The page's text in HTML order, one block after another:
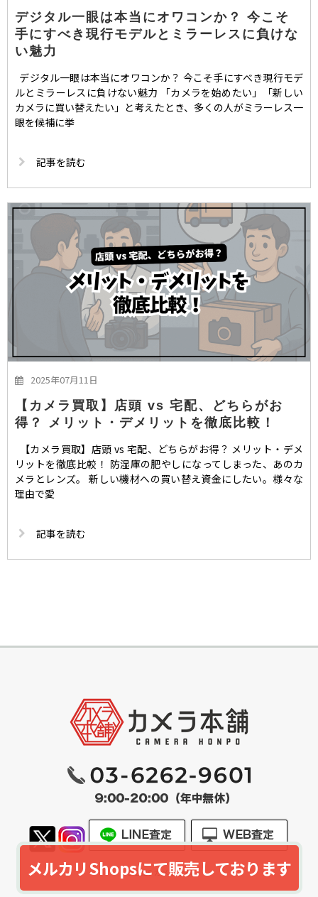
デジタル一眼は本当にオワコンか？ 今こそ
手にすべき現行モデルとミラーレスに負けな
い魅力
デジタル一眼は本当にオワコンか？ 今こそ手にすべき現行モデ
ルとミラーレスに負けない魅力 「カメラを始めたい」「新しい
カメラに買い替えたい」と考えたとき、多くの人がミラーレス一
眼を候補に挙
記事を読む
2025年07月11日
【カメラ買取】店頭 vs 宅配、どちらがお
得？ メリット・デメリットを徹底比較！
【カメラ買取】店頭 vs 宅配、どちらがお得？ メリット・デメ
リットを徹底比較！ 防湿庫の肥やしになってしまった、あのカ
メラとレンズ。 新しい機材への買い替え資金にしたい。様々な
理由で愛
記事を読む
© 2026 カメラ本舗
メルカリShopsにて販売しております